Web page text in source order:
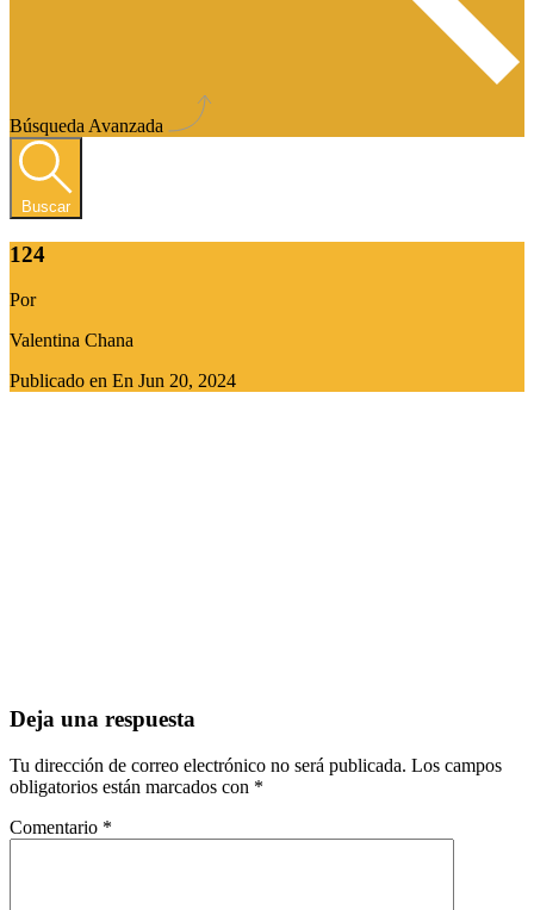
Búsqueda Avanzada
Buscar
124
Por
Valentina Chana
Publicado en En Jun 20, 2024
Deja una respuesta
Tu dirección de correo electrónico no será publicada. Los campos
obligatorios están marcados con *
Comentario *